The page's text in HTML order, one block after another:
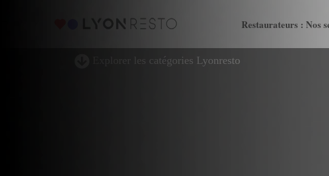
Restaurateurs : Nos
Explorer les catégories Lyonresto